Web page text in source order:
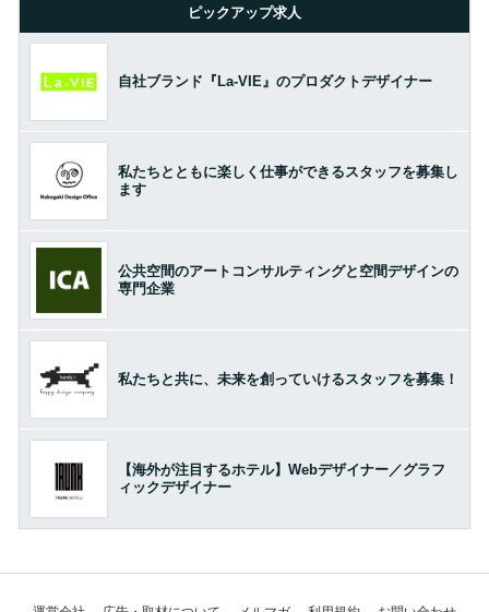
ピックアップ求人
自社ブランド『La-VIE』のプロダクトデザイナー
私たちとともに楽しく仕事ができるスタッフを募集し
ます
公共空間のアートコンサルティングと空間デザインの
専門企業
私たちと共に、未来を創っていけるスタッフを募集！
【海外が注目するホテル】Webデザイナー／グラフ
ィックデザイナー